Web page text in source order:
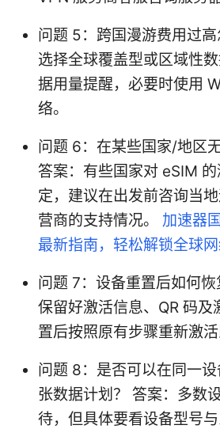
问题 5：跨国漫游费用过高
选择全球覆盖型或区域性
据用量提醒，必要时使用
络。
问题 6：在某些国家/地区
答案：有些国家对 eSIM
定，建议在出发前咨询当
营商的支持情况。 加速器
最新指南，轻松解锁全球
问题 7：设备重置后如何恢
保留好激活信息、QR 码及
置后按照原有步骤重新激活
问题 8：是否可以在同一
张数据计划？ 答案：多数
待，但具体要看设备型号